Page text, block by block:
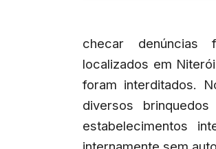
checar denúncias
localizados em
foram interditados.
diversos
estabelecimentos
internamente sem